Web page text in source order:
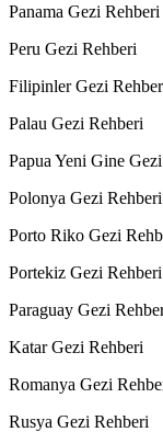
Panama Gezi Rehberi
Peru Gezi Rehberi
Filipinler Gezi
Palau Gezi Rehberi
Papua Yeni Gine
Polonya Gezi Rehberi
Porto Riko Gezi
Portekiz Gezi Rehberi
Paraguay Gezi
Katar Gezi Rehberi
Romanya Gezi
Rusya Gezi Rehberi